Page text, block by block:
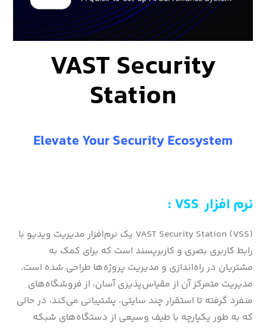
VAST Security
Station
Elevate Your Security Ecosystem
نرم افزار VSS :
VAST Security Station (VSS) یک نرم‌افزار مدیریت ویدیو با
رابط کاربری بصری و کاربرپسند است که برای کمک به
مشتریان در راه‌اندازی و مدیریت پروژه‌ها طراحی شده است.
مدیریت متمرکز آن از مقیاس‌پذیری آسان، از فروشگاه‌های
منفرد گرفته تا استقرار چند سایتی، پشتیبانی می‌کند، در حالی
که به طور یکپارچه با طیف وسیعی از دستگاه‌های شبکه